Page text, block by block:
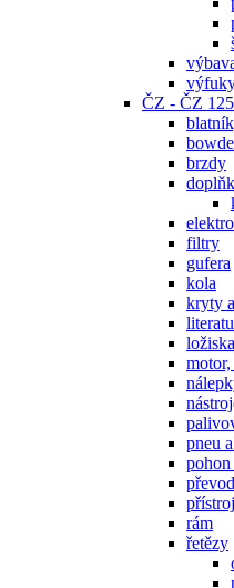
ČZ - ČZ
brzdy
elektro
filtry
gufera
kola
kryty
ložiska
pneu
rám
řetězy